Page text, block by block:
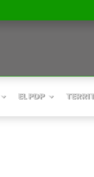
EL PDP